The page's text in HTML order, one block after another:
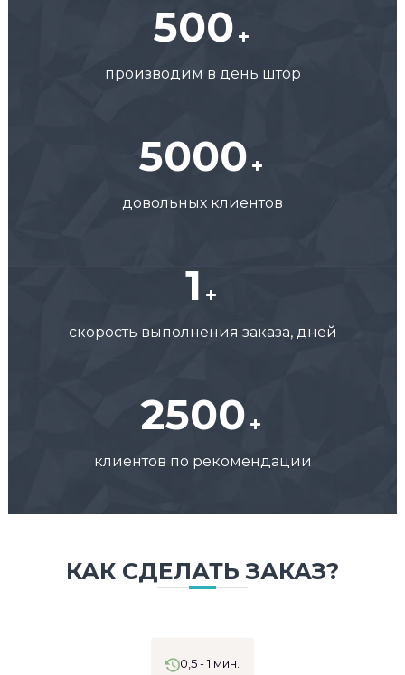
500
производим в день штор
5000
довольных клиентов
1
скорость выполнения заказа, дней
2500
клиентов по рекомендации
КАК СДЕЛАТЬ ЗАКАЗ?
0,5 - 1 мин.